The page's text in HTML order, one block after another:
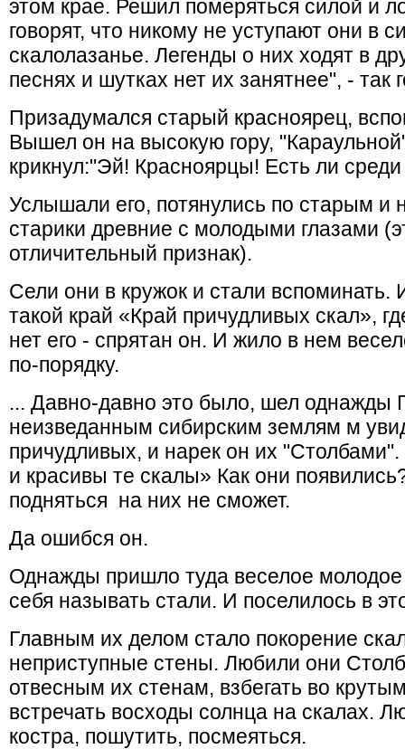
этом крае. Решил померяться силой и
говорят, что никому не уступают они в
скалолазанье. Легенды о них ходят в
песнях и шутках нет их занятнее", - так
Призадумался старый красноярец,
Вышел он на высокую гору,
крикнул:"Эй! Красноярцы! Есть ли
Услышали его, потянулись по старым
старики древние с молодыми глазами
отличительный признак).
Сели они в кружок и стали
такой край «Край причудливых скал»,
нет его - спрятан он. И жило в нем
по-порядку.
... Давно-давно это было, шел однажды
неизведанным сибирским землям м
причудливых, и нарек он их
и красивы те скалы» Как они
подняться на них не сможет.
Да ошибся он.
Однажды пришло туда веселое
себя называть стали. И поселилось в
Главным их делом стало покорение
неприступные стены. Любили они
отвесным их стенам, взбегать во
встречать восходы солнца на скалах.
костра, пошутить, посмеяться.